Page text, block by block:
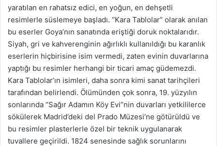
yaratılan en rahatsız edici, en yoğun, en dehşetli
resimlerle süslemeye başladı. “Kara Tablolar” olarak anılan
bu eserler Goya’nın sanatında eriştiği doruk noktalarıdır.
Siyah, gri ve kahverenginin ağırlıklı kullanıldığı bu karanlık
eserlerin hiçbirisine isim vermedi, zaten evinin duvarlarına
yaptığı bu resimler herhangi bir ticari amaç güdemezdi.
Kara Tablolar’ın isimleri, daha sonra kimi sanat tarihçileri
tarafından belirlendi. Ölümünden çok sonra, 19. yüzyılın
sonlarında “Sağır Adamın Köy Evi”nin duvarları yetkililerce
sökülerek Madrid’deki del Prado Müzesi’ne götürüldü ve
bu resimler plasterlerle özel bir teknik uygulanarak
tuvallere geçirildi. 1824 senesinde sağlık sorunlarını